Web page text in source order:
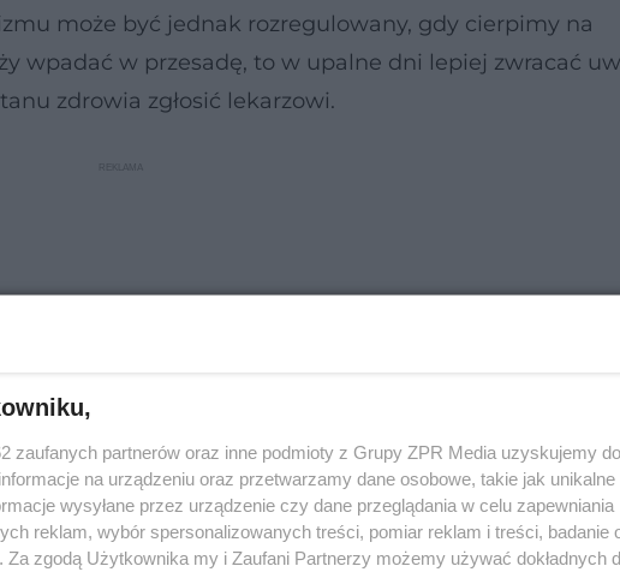
może być jednak rozregulowany, gdy cierpimy na
wpadać w przesadę, to w upalne dni lepiej zwracać
zdrowia zgłosić lekarzowi.
twoje zdrowie i samopoczucie?
zaufanych partnerów oraz inne podmioty z Grupy ZPR Media uzyskujemy
na urządzeniu oraz przetwarzamy dane osobowe, takie jak unikalne
wysyłane przez urządzenie czy dane przeglądania w celu zapewniania
reklam, wybór spersonalizowanych treści, pomiar reklam i treści, badanie
Za zgodą Użytkownika my i Zaufani Partnerzy możemy używać dokładnych